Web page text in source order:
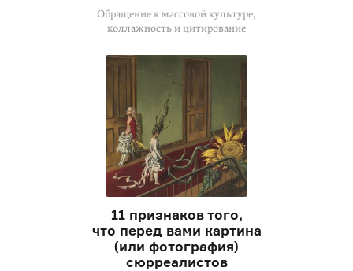
Обращение к массовой культуре,
коллажность и цитирование
11 признаков того,
что перед вами картина
(или фотография)
сюрреалистов